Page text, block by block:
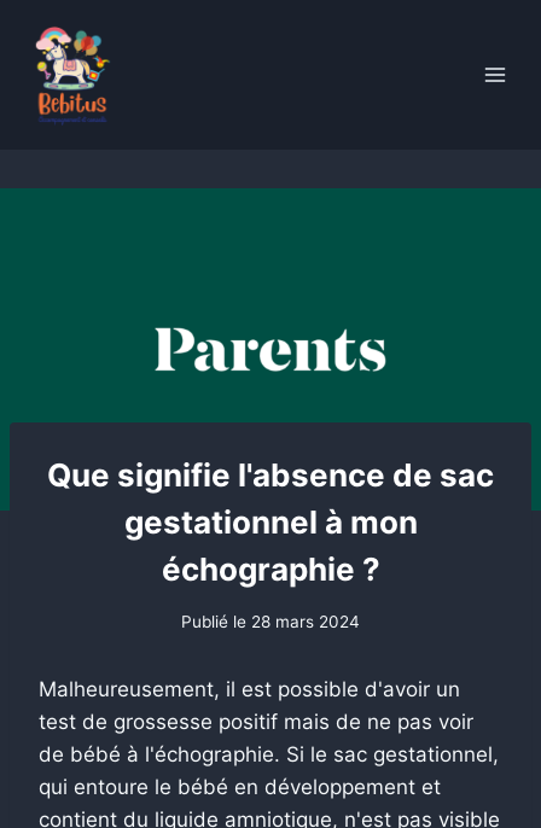
content
Que signifie l'absence de sac
gestationnel à mon
échographie ?
Publié le 28 mars 2024
Malheureusement, il est possible d'avoir un
test de grossesse positif mais de ne pas voir
de bébé à l'échographie. Si le sac gestationnel,
qui entoure le bébé en développement et
contient du liquide amniotique, n'est pas visible